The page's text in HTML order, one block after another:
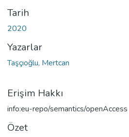
Tarih
2020
Yazarlar
Taşçıoğlu, Mertcan
Erişim Hakkı
info:eu-repo/semantics/openAccess
Özet